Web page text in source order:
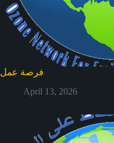
فرصة عمل
April 13, 2026